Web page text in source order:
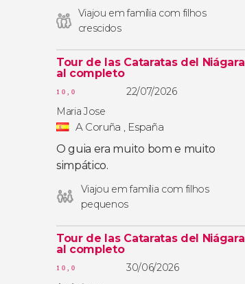
Viajou em família com filhos
crescidos
Tour de las Cataratas del Niágara
al completo
10,0
22/07/2026
Maria Jose
A Coruña , España
O guia era muito bom e muito
simpático.
Viajou em família com filhos
pequenos
Tour de las Cataratas del Niágara
al completo
10,0
30/06/2026